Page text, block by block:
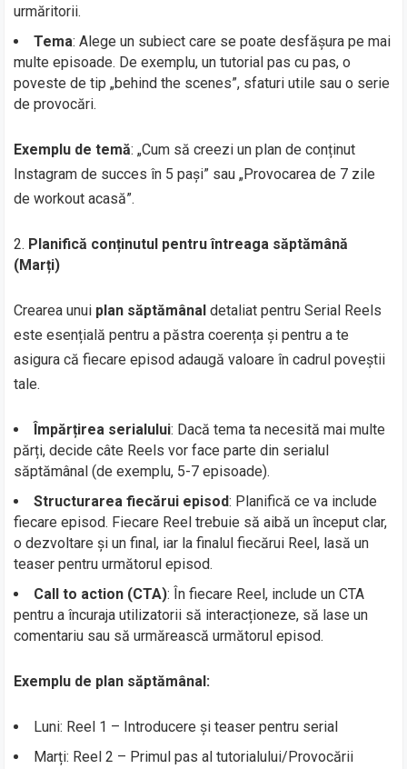
urmăritorii.
Tema: Alege un subiect care se poate desfășura pe mai
multe episoade. De exemplu, un tutorial pas cu pas, o
poveste de tip „behind the scenes”, sfaturi utile sau o serie
de provocări.
Exemplu de temă: „Cum să creezi un plan de conținut
Instagram de succes în 5 pași” sau „Provocarea de 7 zile
de workout acasă”.
Planifică conținutul pentru întreaga săptămână
(Marți)
Crearea unui plan săptămânal detaliat pentru Serial Reels
este esențială pentru a păstra coerența și pentru a te
asigura că fiecare episod adaugă valoare în cadrul poveștii
tale.
Împărțirea serialului: Dacă tema ta necesită mai multe
părți, decide câte Reels vor face parte din serialul
săptămânal (de exemplu, 5-7 episoade).
Structurarea fiecărui episod: Planifică ce va include
fiecare episod. Fiecare Reel trebuie să aibă un început clar,
o dezvoltare și un final, iar la finalul fiecărui Reel, lasă un
teaser pentru următorul episod.
Call to action (CTA): În fiecare Reel, include un CTA
pentru a încuraja utilizatorii să interacționeze, să lase un
comentariu sau să urmărească următorul episod.
Exemplu de plan săptămânal:
Luni: Reel 1 – Introducere și teaser pentru serial
Marți: Reel 2 – Primul pas al tutorialului/Provocării